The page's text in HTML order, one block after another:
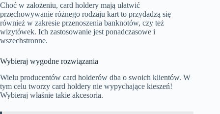
Choć w założeniu, card holdery mają ułatwić
przechowywanie różnego rodzaju kart to przydadzą się
również w zakresie przenoszenia banknotów, czy też
wizytówek. Ich zastosowanie jest ponadczasowe i
wszechstronne.
Wybieraj wygodne rozwiązania
Wielu producentów card holderów dba o swoich klientów. W
tym celu tworzy card holdery nie wypychające kieszeń!
Wybieraj właśnie takie akcesoria.